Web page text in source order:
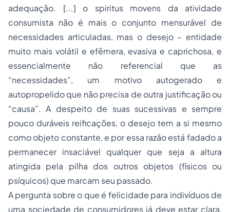
adequação. [...] o spiritus movens da atividade
consumista não é mais o conjunto mensurável de
necessidades articuladas, mas o desejo – entidade
muito mais volátil e efêmera, evasiva e caprichosa, e
essencialmente não referencial que as
“necessidades”, um motivo autogerado e
autopropelido que não precisa de outra justificação ou
“causa”. A despeito de suas sucessivas e sempre
pouco duráveis reificações, o desejo tem a si mesmo
como objeto constante, e por essa razão está fadado a
permanecer insaciável qualquer que seja a altura
atingida pela pilha dos outros objetos (físicos ou
psíquicos) que marcam seu passado.
A pergunta sobre o que é felicidade para indivíduos de
uma sociedade de consumidores já deve estar clara,